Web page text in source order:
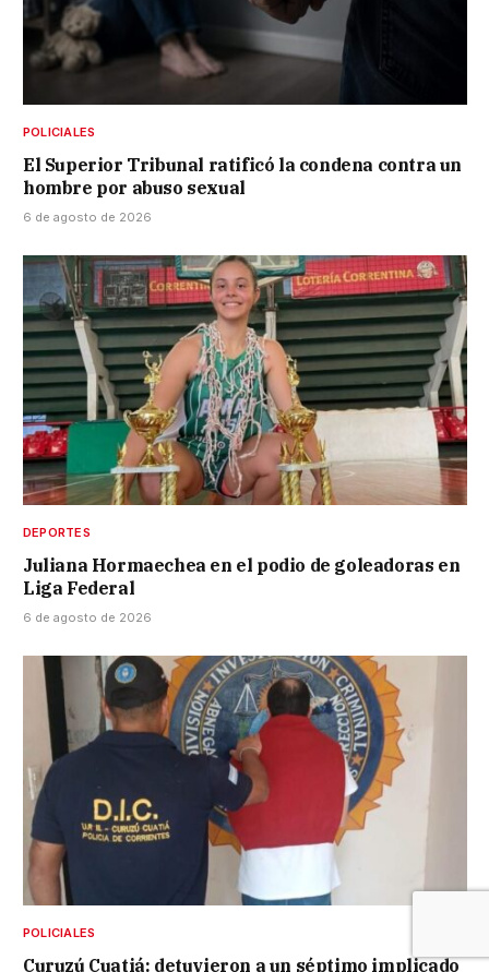
POLICIALES
El Superior Tribunal ratificó la condena contra un
hombre por abuso sexual
6 de agosto de 2026
DEPORTES
Juliana Hormaechea en el podio de goleadoras en
Liga Federal
6 de agosto de 2026
POLICIALES
Curuzú Cuatiá: detuvieron a un séptimo implicado